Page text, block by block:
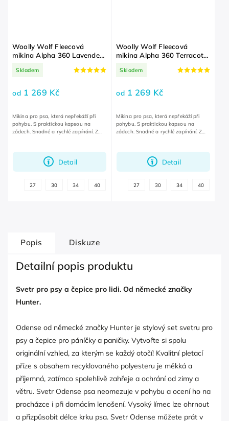
Woolly Wolf Fleecová
mikina Alpha 360 Lavender
Skladem
od 1 269 Kč
Detail
Mikina pro psa, která nepřekáží při
pohybu. S praktickou kapsou na
zádech. Snadné a rychlé zapínání. Z
27 30 34 40 65 70
další
Woolly Wolf Fleecová
mikina Alpha 360 Terracotta
Skladem
od 1 269 Kč
Detail
Mikina pro psa, která nepřekáží při
pohybu. S praktickou kapsou na
zádech. Snadné a rychlé zapínání. Z
27 30 34 40
Popis Diskuze
Detailní popis produktu
Svetr pro psy a čepice pro lidi. Od německé značky
Hunter.
Odense od německé značky Hunter je stylový set svetru pro
psy a čepice pro páníčky a paničky. Vytvořte si spolu
originální vzhled, za kterým se každý otočí! Kvalitní pletací
příze s obsahem recyklovaného polyesteru je měkká a
příjemná, zatímco spolehlivě zahřeje a ochrání od zimy a
větru. Svetr Odense psa neomezuje v pohybu a ocení ho na
procházce i při domácím lenošení. Vysoký límec lze ohrnout
a přizpůsobit délce krku psa. Svetr Odense můžete prát v